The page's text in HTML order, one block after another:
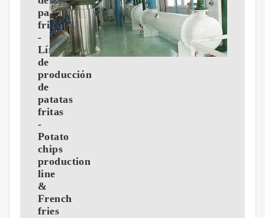
patatas
fritas
-
Línea
de
producción
de
patatas
fritas
-
Potato
chips
production
line
&
French
fries